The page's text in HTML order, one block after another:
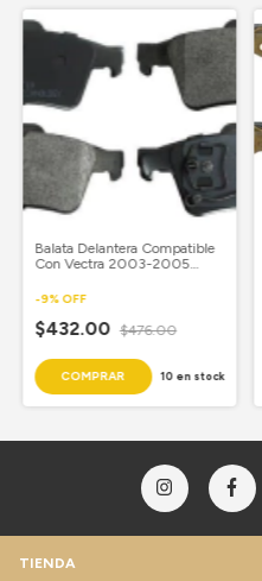
Balata Delantera Compatible
Con Vectra 2003-2005
-9%OFF
$432.00 $476.00
10 en stock
TIENDA